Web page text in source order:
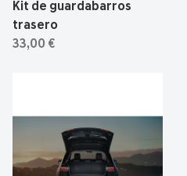
Kit de guardabarros
trasero
33,00 €